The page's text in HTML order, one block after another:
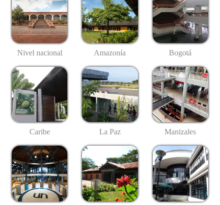
Nivel nacional Amazonía Bogotá
Caribe La Paz Manizales